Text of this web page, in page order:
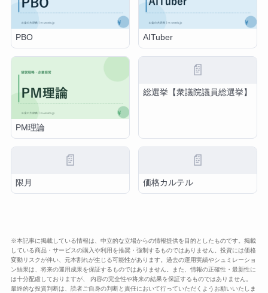
PBO AITuber
PM理論
📄
総選挙【衆議院議員総選挙】
📄
限月
📄
価格カルテル
※本記事に掲載している情報は、中立的な立場からの情報提供を目的としたものです。掲載
している商品・サービスの購入や利用を推奨・強制するものではありません。投資には価格
変動リスクが伴い、元本割れが生じる可能性があります。過去の運用実績やシュミレーショ
ン結果は、将来の運用成果を保証するものではありません。また、情報の正確性・最新性に
は十分配慮しておりますが、 内容の完全性や将来の結果を保証するものではありません。
最終的な投資判断は、読者ご自身の判断と責任において行っていただくようお願いいたしま